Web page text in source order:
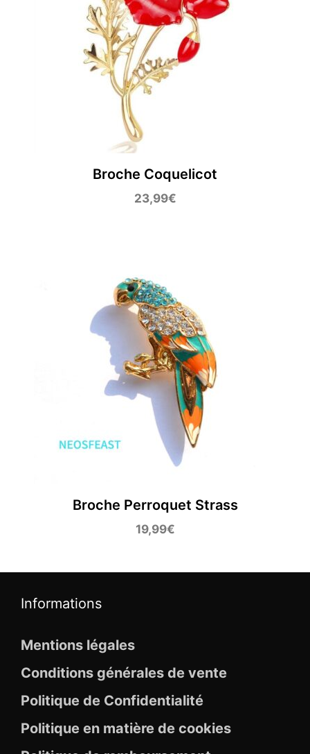
Broche Coquelicot
23,99€
Broche Perroquet Strass
19,99€
Informations
Mentions légales
Conditions générales de vente
Politique de Confidentialité
Politique en matière de cookies